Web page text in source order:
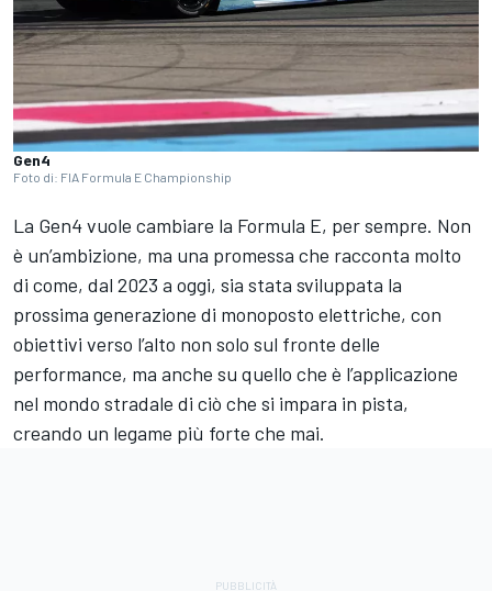
Gen4
Foto di: FIA Formula E Championship
La Gen4 vuole cambiare la Formula E, per sempre. Non
è un’ambizione, ma una promessa che racconta molto
di come, dal 2023 a oggi, sia stata sviluppata la
prossima generazione di monoposto elettriche, con
obiettivi verso l’alto non solo sul fronte delle
performance, ma anche su quello che è l’applicazione
nel mondo stradale di ciò che si impara in pista,
creando un legame più forte che mai.